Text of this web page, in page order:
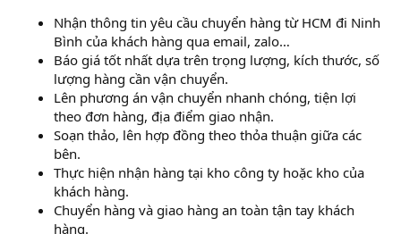
Nhận thông tin yêu cầu chuyển hàng từ HCM đi Ninh
Bình của khách hàng qua email, zalo…
Báo giá tốt nhất dựa trên trọng lượng, kích thước, số
lượng hàng cần vận chuyển.
Lên phương án vận chuyển nhanh chóng, tiện lợi
theo đơn hàng, địa điểm giao nhận.
Soạn thảo, lên hợp đồng theo thỏa thuận giữa các
bên.
Thực hiện nhận hàng tại kho công ty hoặc kho của
khách hàng.
Chuyển hàng và giao hàng an toàn tận tay khách
hàng.